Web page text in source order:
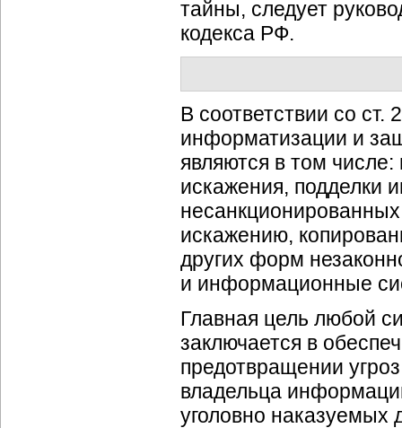
тайны, следует
кодекса РФ.
В соответствии со
информатизации и
являются в том
искажения, подделки
искажению,
других форм
и информационные
Главная цель любой
заключается в
предотвращении
владельца
уголовно